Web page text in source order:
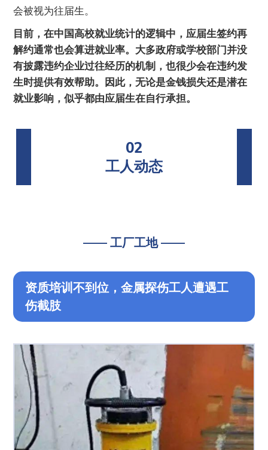
会被视为往届生。
目前，在中国高校就业统计的逻辑中，应届生签约再
解约通常也会算进就业率。大多政府或学校部门并没
有披露违约企业过往经历的机制，也很少会在违约发
生时提供有效帮助。因此，无论是金钱损失还是潜在
就业影响，似乎都由应届生在自行承担。
02
工人动态
—— 工厂工地 ——
资质培训不到位，金属探伤工人遭遇工
伤截肢